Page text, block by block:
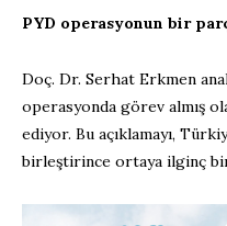
PYD operasyonun bir
Doç. Dr. Serhat Erkmen
operasyonda görev almış
ediyor. Bu açıklamayı,
birleştirince ortaya ilginç bir